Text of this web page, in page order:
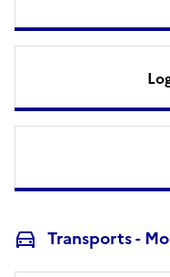
Transports -